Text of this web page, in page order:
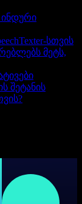
ინდური
სთვის
მეტს,
შეტანის